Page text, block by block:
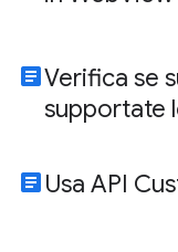
articleVerifica se
supportate
article Usa API